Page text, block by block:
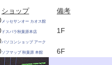
ショップ
備考
メッセサンオー カオス館
ドスパラ秋葉原本店
1F
パソコンショップ アーク
ソフマップ 秋葉原 本館 6F